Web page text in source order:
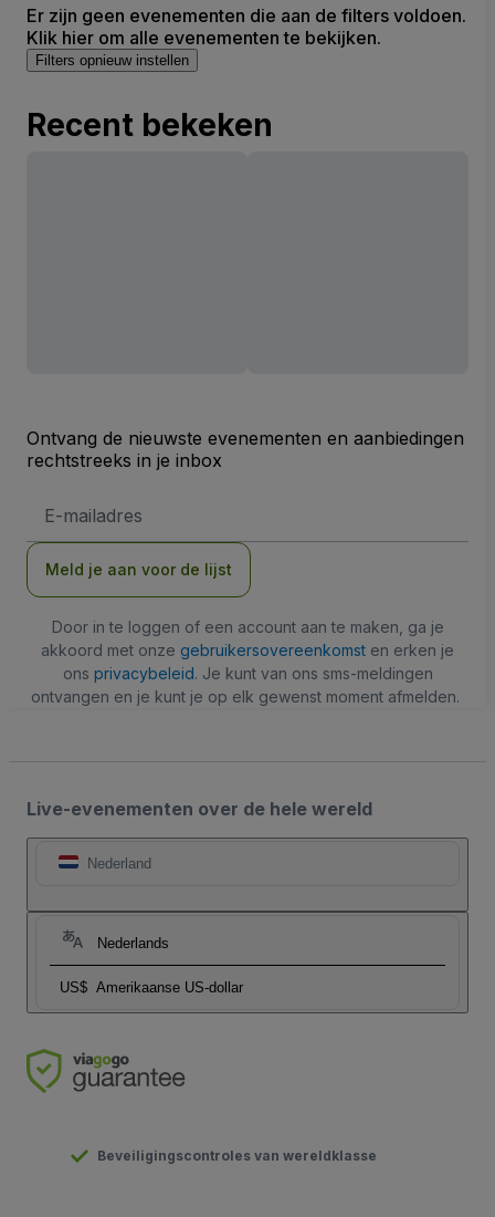
Er zijn geen evenementen die aan de filters voldoen.
Klik hier om alle evenementen te bekijken.
Filters opnieuw instellen
Recent bekeken
Ontvang de nieuwste evenementen en aanbiedingen
rechtstreeks in je inbox
mailadres
Meld je aan voor de lijst
Door in te loggen of een account aan te maken, ga je
akkoord met onze gebruikersovereenkomst en erken je
ons privacybeleid. Je kunt van ons sms-meldingen
ontvangen en je kunt je op elk gewenst moment afmelden.
Live-evenementen over de hele wereld
Nederland
Nederlands
US$ Amerikaanse US-dollar
Beveiligingscontroles van wereldklasse